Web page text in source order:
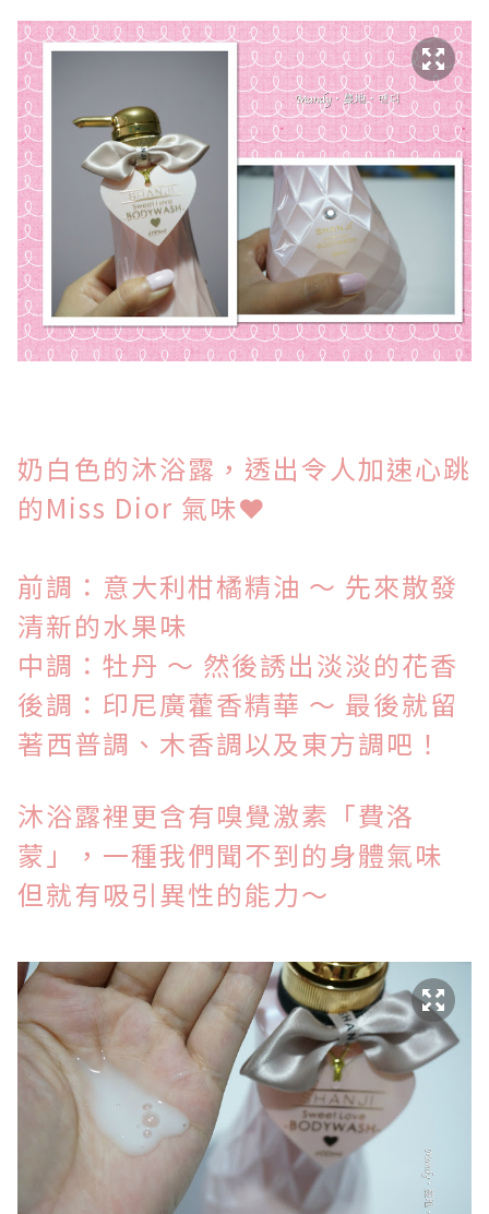
奶白色的沐浴露，透出令人加速心跳
的Miss Dior 氣味❤
前調：意大利柑橘精油 ～ 先來散發
清新的水果味
中調：牡丹 ～ 然後誘出淡淡的花香
後調：印尼廣藿香精華 ～ 最後就留
著西普調、木香調以及東方調吧！
沐浴露裡更含有嗅覺激素「費洛
蒙」，一種我們聞不到的身體氣味
但就有吸引異性的能力～